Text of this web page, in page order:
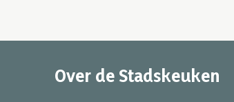
Over de Stadskeuken